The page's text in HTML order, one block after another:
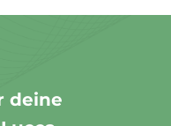
deine